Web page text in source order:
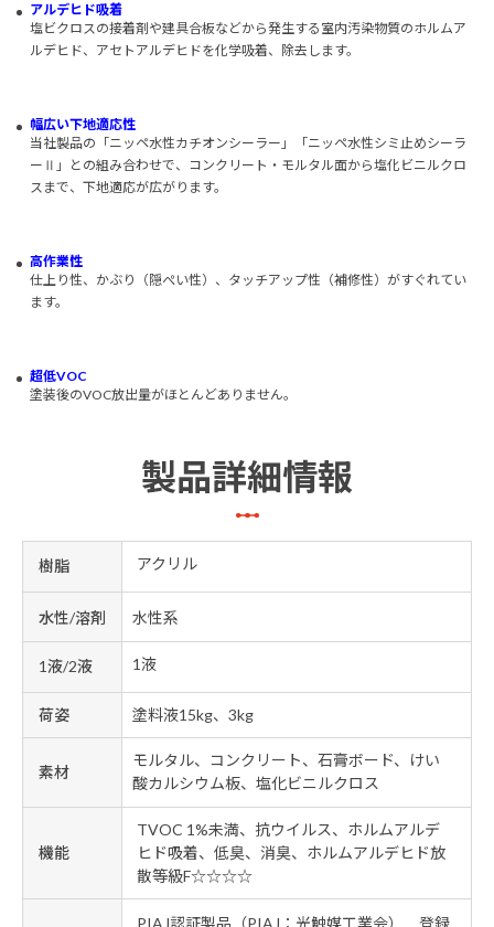
アルデヒド吸着
塩ビクロスの接着剤や建具合板などから発生する室内汚染物質のホルムア
ルデヒド、アセトアルデヒドを化学吸着、除去します。
幅広い下地適応性
当社製品の「ニッペ水性カチオンシーラー」「ニッペ水性シミ止めシーラ
ーⅡ」との組み合わせで、コンクリート・モルタル面から塩化ビニルクロ
スまで、下地適応が広がります。
高作業性
仕上り性、かぶり（隠ぺい性）、タッチアップ性（補修性）がすぐれてい
ます。
超低VOC
塗装後のVOC放出量がほとんどありません。
製品詳細情報
樹脂 アクリル
水性/溶剤 水性系
1液/2液 1液
荷姿 塗料液15kg、3kg
素材
モルタル、コンクリート、石膏ボード、けい
酸カルシウム板、塩化ビニルクロス
機能
TVOC 1%未満、抗ウイルス、ホルムアルデ
ヒド吸着、低臭、消臭、ホルムアルデヒド放
散等級F☆☆☆☆
PIAJ認証製品（PIAJ：光触媒工業会） 登録